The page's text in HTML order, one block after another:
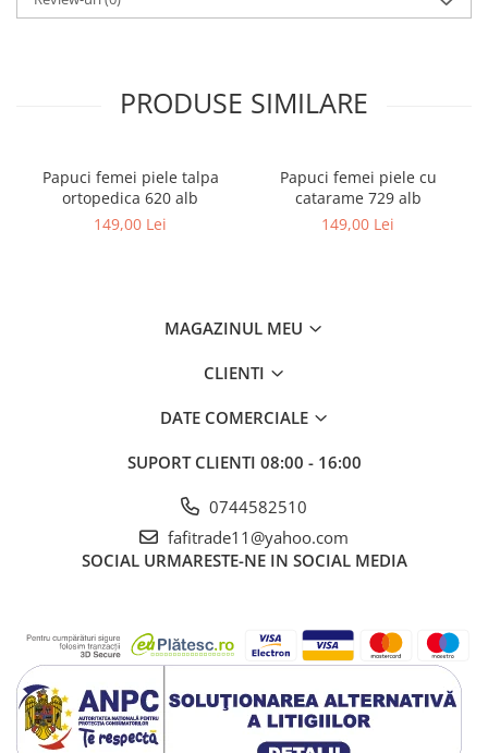
PRODUSE SIMILARE
Papuci femei piele talpa
ortopedica 620 alb
149,00 Lei
Papuci femei piele cu
catarame 729 alb
149,00 Lei
MAGAZINUL MEU
CLIENTI
DATE COMERCIALE
SUPORT CLIENTI 08:00 - 16:00
0744582510
fafitrade11@yahoo.com
SOCIAL URMARESTE-NE IN SOCIAL MEDIA